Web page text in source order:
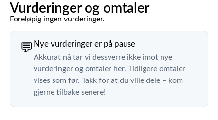
Vurderinger og omtaler
Foreløpig ingen vurderinger.
💬 Nye vurderinger er på pause
Akkurat nå tar vi dessverre ikke imot nye
vurderinger og omtaler her. Tidligere omtaler
vises som før. Takk for at du ville dele – kom
gjerne tilbake senere!